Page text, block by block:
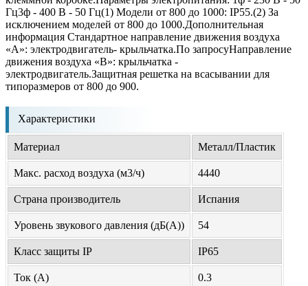
Гц3ф - 400 В - 50 Гц(1) Модели от 800 до 1000: IP55.(2) За
исключением моделей от 800 до 1000.Дополнительная
информация Стандартное направление движения воздуха
«А»: электродвигатель- крыльчатка.По запросуНаправление
движения воздуха «В»: крыльчатка -
электродвигатель.Защитная решетка на всасывании для
типоразмеров от 800 до 900.
Характеристики
Материал Металл/Пластик
Макс. расход воздуха (м3/ч) 4440
Страна производитель Испания
Уровень звукового давления (дБ(А)) 54
Класс защиты IP IP65
Ток (А) 0.3